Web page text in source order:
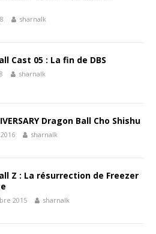
sharnalk
Cast 05 : La fin de DBS
sharnalk
Dragon Ball Cho Shishu
sharnalk
Z : La résurrection de Freezer
2015 sharnalk